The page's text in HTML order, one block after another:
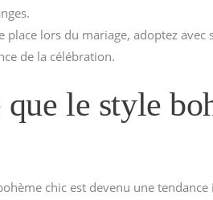
place lors du mariage, adoptez
de la célébration.
que le style
chic est devenu une